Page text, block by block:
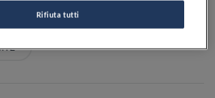
MAPPARifiuta tutti